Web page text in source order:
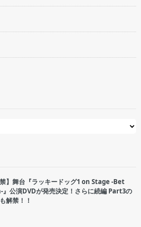
禁】舞台『ラッキードッグ1 on Stage -Bet
公演DVDが発売決定！さらに続編 Part3の
解禁！！